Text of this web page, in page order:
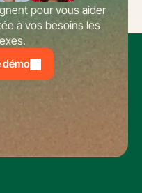
pour vous aider
à vos besoins les
démo